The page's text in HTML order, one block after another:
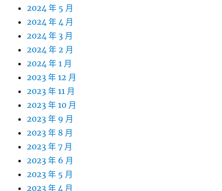
2024 年 5 月
2024 年 4 月
2024 年 3 月
2024 年 2 月
2024 年 1 月
2023 年 12 月
2023 年 11 月
2023 年 10 月
2023 年 9 月
2023 年 8 月
2023 年 7 月
2023 年 6 月
2023 年 5 月
2023 年 4 月